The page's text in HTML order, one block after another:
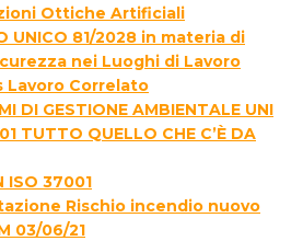
Ottiche Artificiali
UNICO 81/2028 in materia di
nei Luoghi di Lavoro
Lavoro Correlato
DI GESTIONE AMBIENTALE UNI
TUTTO QUELLO CHE C’È DA
ISO 37001
Rischio incendio nuovo
03/06/21